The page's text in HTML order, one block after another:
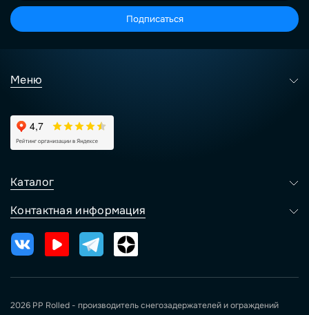
Подписаться
Меню
Каталог
Контактная информация
2026 PP Rolled - производитель снегозадержателей и ограждений